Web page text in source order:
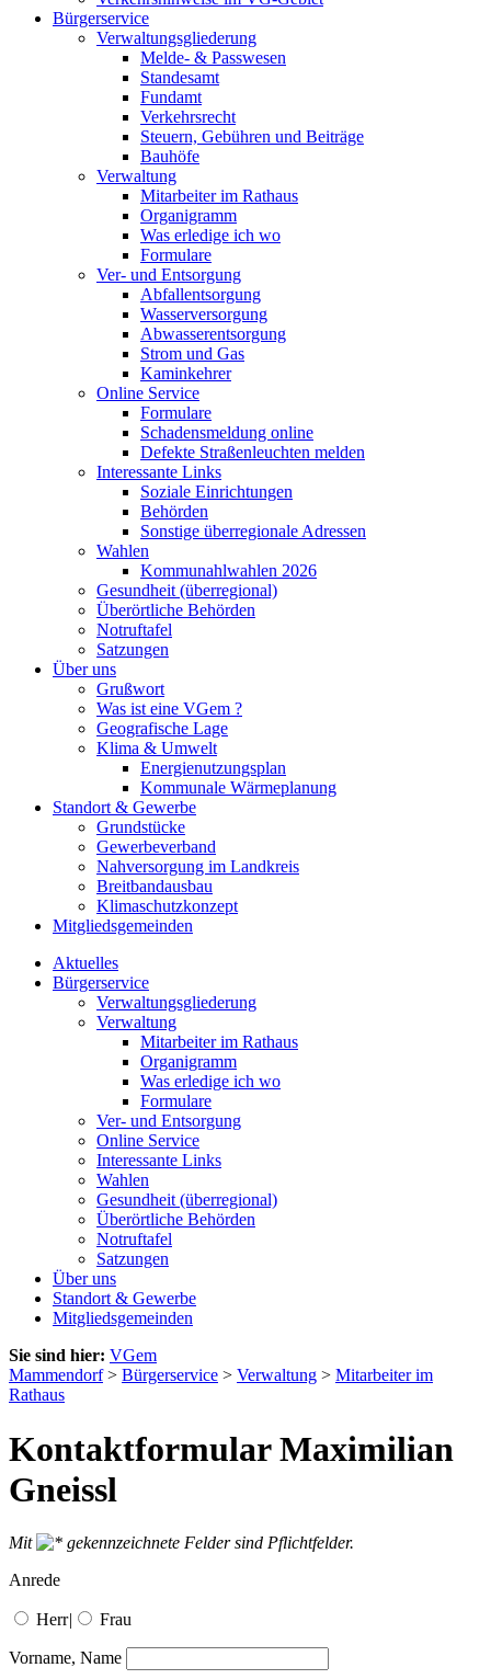
Bürgerservice
Verwaltungsgliederung
Melde- & Passwesen
Standesamt
Fundamt
Verkehrsrecht
Steuern, Gebühren und Beiträge
Bauhöfe
Verwaltung
Mitarbeiter im Rathaus
Organigramm
Was erledige ich wo
Formulare
Ver- und Entsorgung
Abfallentsorgung
Wasserversorgung
Abwasserentsorgung
Strom und Gas
Kaminkehrer
Online Service
Formulare
Schadensmeldung online
Defekte Straßenleuchten melden
Interessante Links
Soziale Einrichtungen
Behörden
Sonstige überregionale Adressen
Wahlen
Kommunahlwahlen 2026
Gesundheit (überregional)
Überörtliche Behörden
Notruftafel
Satzungen
Über uns
Grußwort
Was ist eine VGem ?
Geografische Lage
Klima & Umwelt
Energienutzungsplan
Kommunale Wärmeplanung
Standort & Gewerbe
Grundstücke
Gewerbeverband
Nahversorgung im Landkreis
Breitbandausbau
Klimaschutzkonzept
Mitgliedsgemeinden
Aktuelles
Bürgerservice
Verwaltungsgliederung
Verwaltung
Mitarbeiter im Rathaus
Organigramm
Was erledige ich wo
Formulare
Ver- und Entsorgung
Online Service
Interessante Links
Wahlen
Gesundheit (überregional)
Überörtliche Behörden
Notruftafel
Satzungen
Über uns
Standort & Gewerbe
Mitgliedsgemeinden
Sie sind hier: VGem
Mammendorf> Bürgerservice > Verwaltung > Mitarbeiter im
Rathaus
Kontaktformular Maximilian
Gneissl
Mit
gekennzeichnete Felder sind Pflichtfelder.
Anrede
Herr| Frau
Vorname, Name